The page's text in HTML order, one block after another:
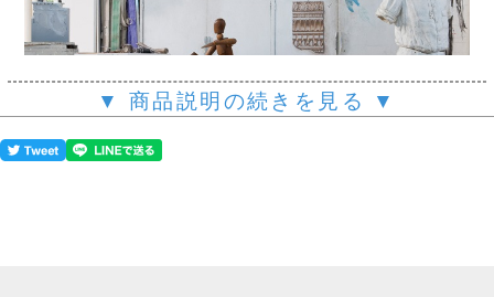
▼ 商品説明の続きを見る ▼